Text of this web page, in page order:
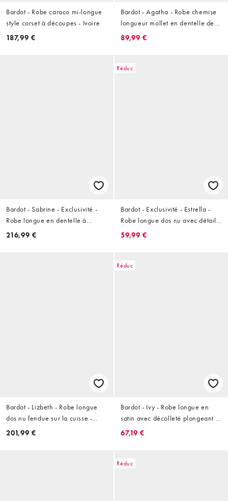
Bardot - Robe caraco mi-longue
style corset à découpes - Ivoire
187,99 €
Bardot - Agatha - Robe chemise
longueur mollet en dentelle de
coton mélangé - Ivoire
89,99 €
Bardot - Sabrine - Exclusivité -
Robe longue en dentelle à
décolleté plongeant - Bleu clair
216,99 €
Réduc
Bardot - Exclusivité - Estrella -
Robe longue dos nu avec détail
en dentelle - Rouge feu
59,99 €
Bardot - Lizbeth - Robe longue
dos nu fendue sur la cuisse -
Imprimé lever de soleil abstrait
201,99 €
Réduc
Bardot - Ivy - Robe longue en
satin avec décolleté plongeant et
détails en dentelle - Bleu pâle
67,19 €
Réduc